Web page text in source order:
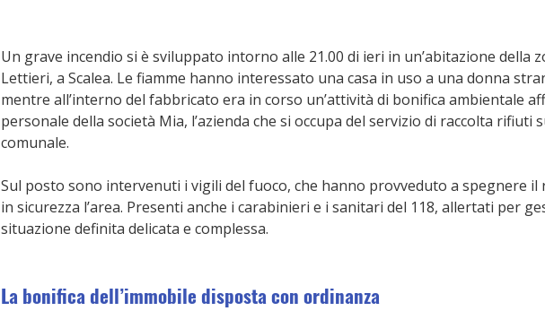
Un grave incendio si è sviluppato intorno alle 21.00 di ieri in un’abitazione della
Lettieri, a Scalea. Le fiamme hanno interessato una casa in uso a una donna
mentre all’interno del fabbricato era in corso un’attività di bonifica ambientale
personale della società Mia, l’azienda che si occupa del servizio di raccolta
comunale.
Sul posto sono intervenuti i vigili del fuoco, che hanno provveduto a spegnere
in sicurezza l’area. Presenti anche i carabinieri e i sanitari del 118, allertati per
situazione definita delicata e complessa.
La bonifica dell’immobile disposta con ordinanza